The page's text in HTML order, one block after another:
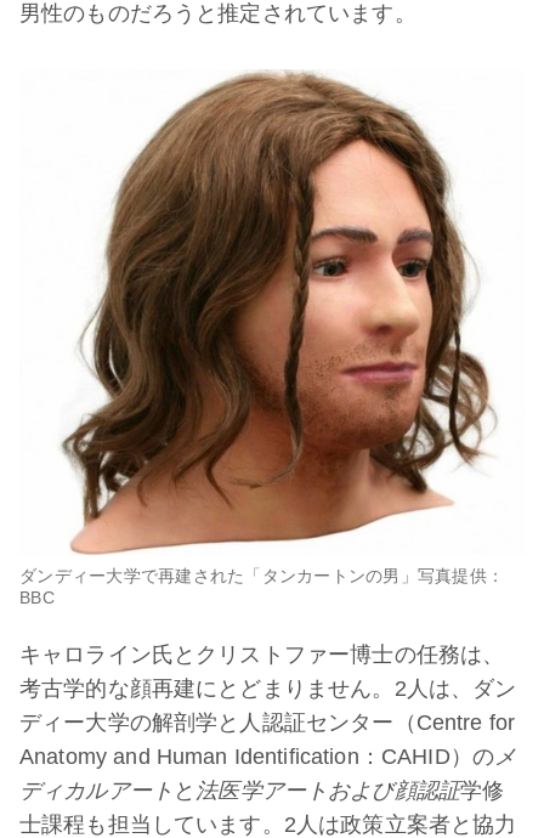
男性のものだろうと推定されています。
ダンディー大学で再建された「タンカートンの男」写真提供：
BBC
キャロライン氏とクリストファー博士の任務は、
考古学的な顔再建にとどまりません。2人は、ダン
ディー大学の解剖学と人認証センター（Centre for
Anatomy and Human Identification：CAHID）の メ
ディカルアート と 法医学アートおよび顔認証学修
士課程も担当しています。2人は政策立案者と協力